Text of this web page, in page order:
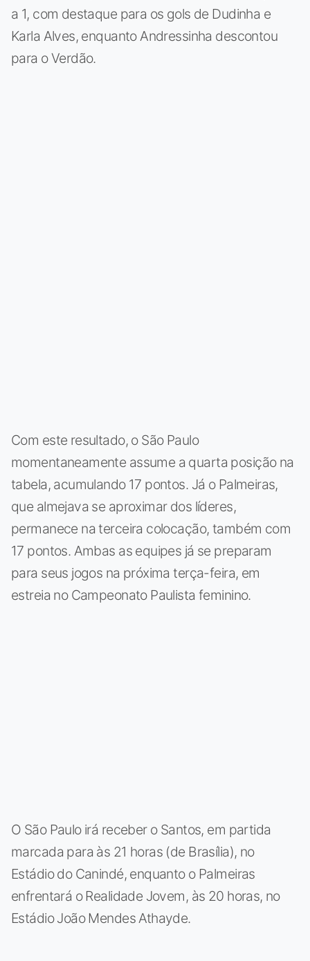
a 1, com destaque para os gols de Dudinha e
Karla Alves, enquanto Andressinha descontou
para o Verdão.
Com este resultado, o São Paulo
momentaneamente assume a quarta posição na
tabela, acumulando 17 pontos. Já o Palmeiras,
que almejava se aproximar dos líderes,
permanece na terceira colocação, também com
17 pontos. Ambas as equipes já se preparam
para seus jogos na próxima terça-feira, em
estreia no Campeonato Paulista feminino.
O São Paulo irá receber o Santos, em partida
marcada para às 21 horas (de Brasília), no
Estádio do Canindé, enquanto o Palmeiras
enfrentará o Realidade Jovem, às 20 horas, no
Estádio João Mendes Athayde.